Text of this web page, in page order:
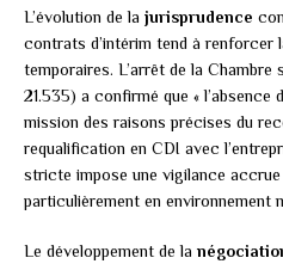
L’évolution de la jurisprudence
contrats d’intérim tend à renforcer
temporaires. L’arrêt de la Chambre
21.535) a confirmé que «
mission des raisons précises du
requalification en CDI avec
stricte impose une vigilance
particulièrement en environnement
Le développement de la